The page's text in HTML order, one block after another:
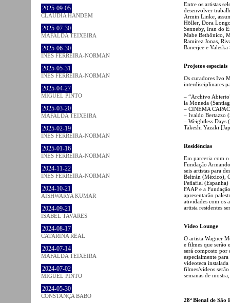
2025-09-05
CLÁUDIA HANDEM
2025-07-30
MAFALDA TEIXEIRA
2025-06-30
INÊS FERREIRA-NORMAN
2025-05-31
INÊS FERREIRA-NORMAN
2025-04-27
MIGUEL PINTO
2025-03-20
MAFALDA TEIXEIRA
2025-02-19
INÊS FERREIRA-NORMAN
2025-01-16
INÊS FERREIRA-NORMAN
2024-11-22
INÊS FERREIRA-NORMAN
2024-10-21
AISHWARYA KUMAR
2024-09-21
ISABEL TAVARES
2024-08-17
CATARINA REAL
2024-07-14
MAFALDA TEIXEIRA
2024-07-02
MIGUEL PINTO
2024-05-30
CONSTANÇA BABO
Entre os artistas
desenvolver
Armin Linke,
Höller, Dora
Senneby, Iran do
Mabe Bethônico,
Ramirez Jonas,
Banerjee e Valeska
Projetos especiais
Os curadores Ivo
interdisciplinares
– “Archivo
la Moneda
– CINEMA
– Ivaldo Bertazzo
– Weightless
Takeshi Yazaki
Residências
Em parceria com
Fundação
seis artistas para
Beltrán (México),
Peñafiel
FAAP e a
apresentarão
atividades com os
artista residentes
Video Lounge
O artista Wagner
e filmes que serão
será composto por
especialmente
videoteca
filmes/vídeos
semanas de
28ª Bienal de